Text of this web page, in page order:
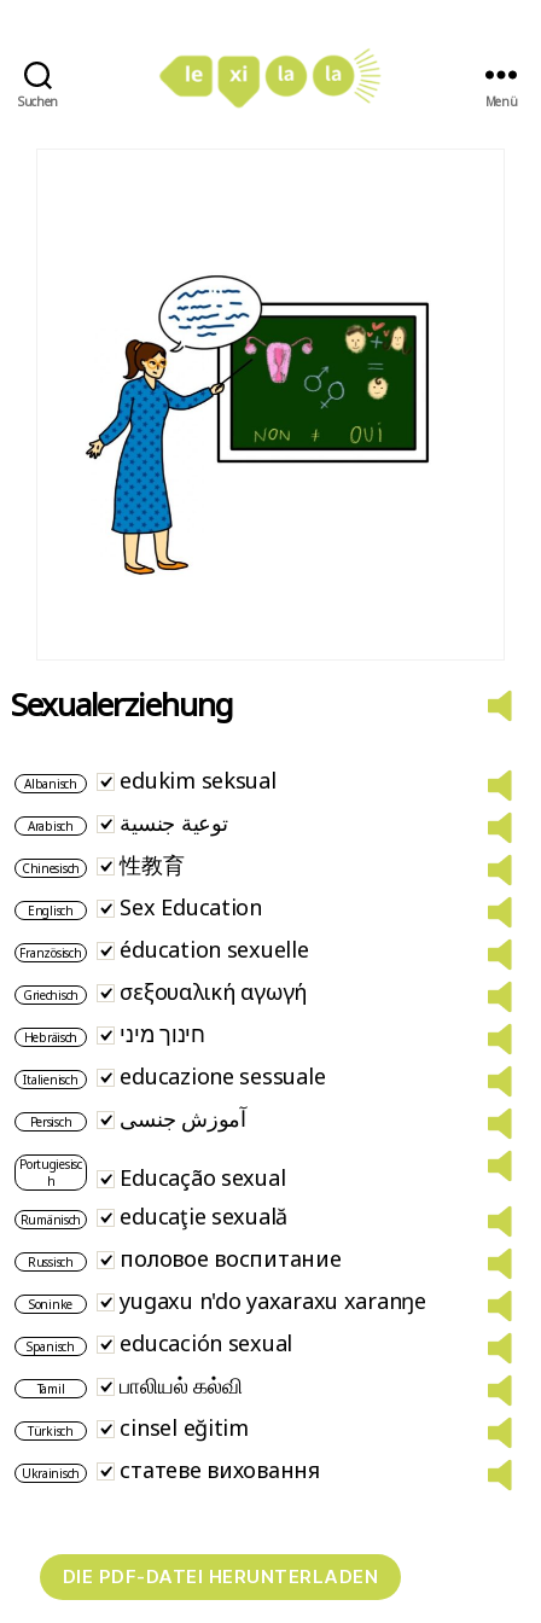
Suchen Menü
Sexualerziehung
Albanisch edukim seksual
Arabisch توعية جنسية
Chinesisch 性教育
Englisch Sex Education
Französisch éducation sexuelle
Griechisch σεξουαλική αγωγή
Hebräisch חינוך מיני
Italienisch educazione sessuale
Persisch آموزش جنسی
Portugiesisc
h
Educação sexual
Rumänisch educaţie sexuală
Russisch половое воспитание
Soninke yugaxu n'do yaxaraxu xaranŋe
Spanisch educación sexual
Tamil பாலியல் கல்வி
Türkisch cinsel eğitim
Ukrainisch статеве виховання